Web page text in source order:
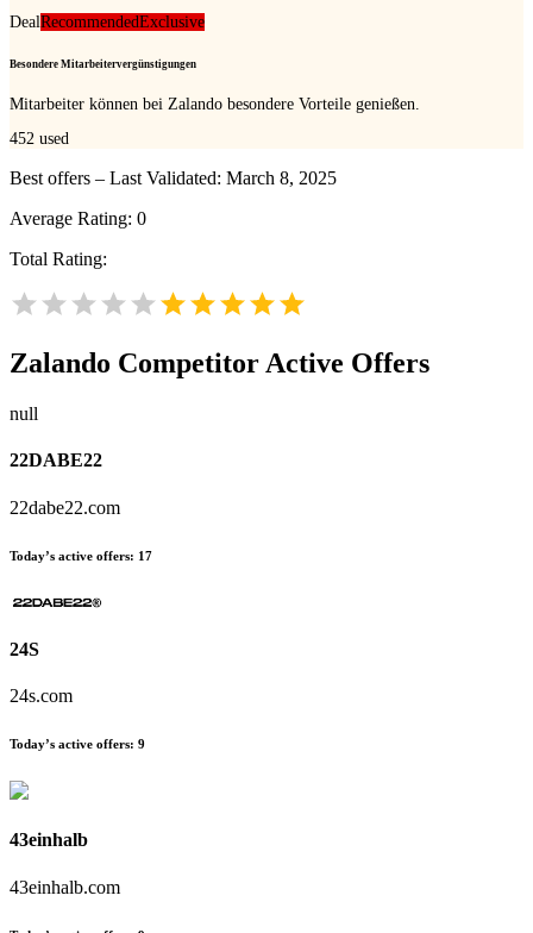
DealRecommendedExclusive
Besondere Mitarbeitervergünstigungen
Mitarbeiter können bei Zalando besondere Vorteile genießen.
452 used
Best offers – Last Validated: March 8, 2025
Average Rating: 0
Total Rating:
Zalando Competitor Active Offers
null
22DABE22
22dabe22.com
Today’s active offers: 17
24S
24s.com
Today’s active offers: 9
43einhalb
43einhalb.com